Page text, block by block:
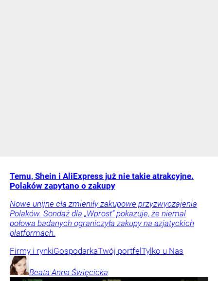
Temu, Shein i AliExpress już nie takie atrakcyjne.
Polaków zapytano o zakupy
Nowe unijne cła zmieniły zakupowe przyzwyczajenia
Polaków. Sondaż dla „Wprost” pokazuje, że niemal
połowa badanych ograniczyła zakupy na azjatyckich
platformach.
Firmy i rynkiGospodarkaTwój portfel Tylko u Nas
Beata Anna Święcicka